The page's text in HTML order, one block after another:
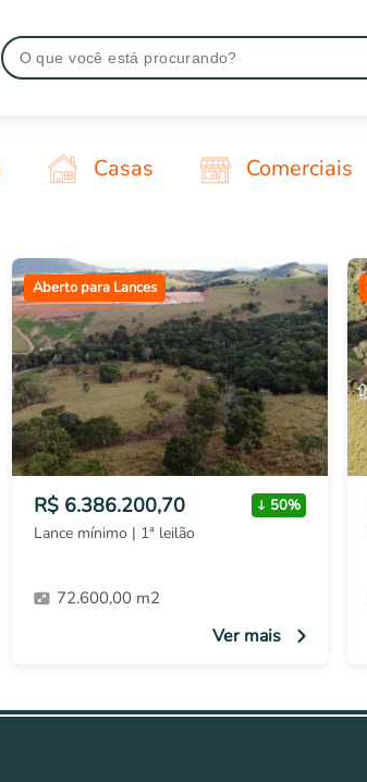
Casas Comerciais
Aberto para Lances
R$ 6.386.200,70 50%
Lance mínimo | 1ª leilão
72.600,00 m2
Ver mais